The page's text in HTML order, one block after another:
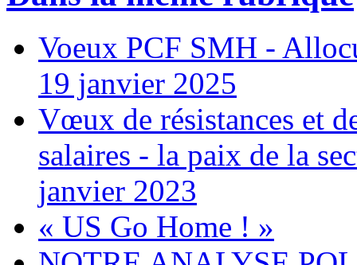
Voeux PCF SMH -
19 janvier 2025
Vœux de résistances et
salaires - la paix de la
janvier 2023
« US Go Home ! »